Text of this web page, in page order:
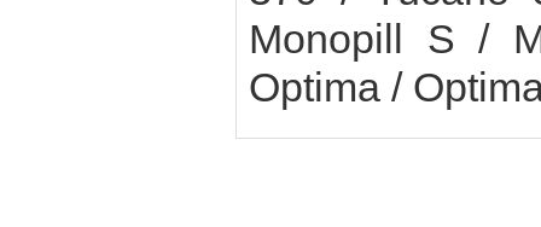
Monopill S /
Optima /